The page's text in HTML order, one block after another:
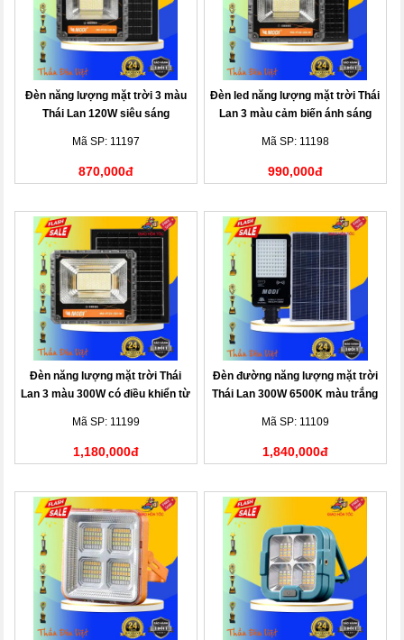
Đèn năng lượng mặt trời 3 màu
Thái Lan 120W siêu sáng
Mã SP: 11197
870,000đ
Đèn led năng lượng mặt trời Thái
Lan 3 màu cảm biến ánh sáng
Mã SP: 11198
990,000đ
Đèn năng lượng mặt trời Thái
Lan 3 màu 300W có điều khiển từ
Mã SP: 11199
1,180,000đ
Đèn đường năng lượng mặt trời
Thái Lan 300W 6500K màu trắng
Mã SP: 11109
1,840,000đ